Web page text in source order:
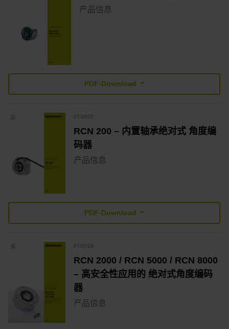
产品信息
PDF-Download
07/2022
RCN 200 – 内置轴承绝对式 角度编
码器
产品信息
PDF-Download
07/2018
RCN 2000 / RCN 5000 / RCN 8000
– 高安全性应用的 绝对式角度编码
器
产品信息